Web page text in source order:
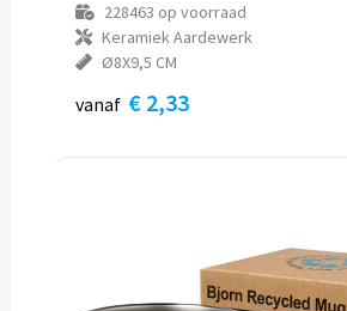
228463 op voorraad
Keramiek Aardewerk
Ø8X9,5 CM
vanaf € 2,33